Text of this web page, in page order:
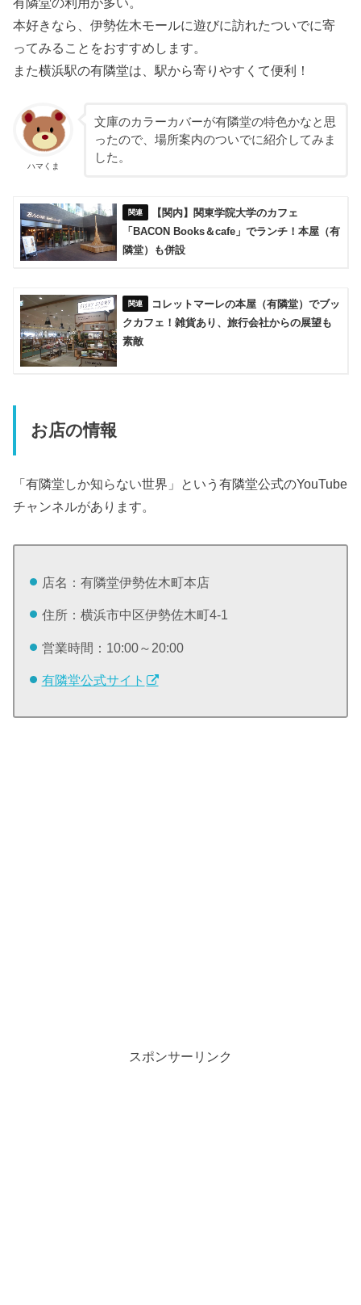
本好きなら、伊勢佐木モールに遊びに訪れたついでに寄
ってみることをおすすめします。
また横浜駅の有隣堂は、駅から寄りやすくて便利！
ハマくま
文庫のカラーカバーが有隣堂の特色かなと思
ったので、場所案内のついでに紹介してみま
した。
【関内】関東学院大学のカフェ
「BACON Books＆cafe」でランチ！本屋（有
隣堂）も併設
コレットマーレの本屋（有隣堂）でブッ
クカフェ！雑貨あり、旅行会社からの展望も
素敵
お店の情報
「有隣堂しか知らない世界」という有隣堂公式のYouTube
チャンネルがあります。
店名：有隣堂伊勢佐木町本店
住所：横浜市中区伊勢佐木町4-1
営業時間：10:00～20:00
有隣堂公式サイト
スポンサーリンク